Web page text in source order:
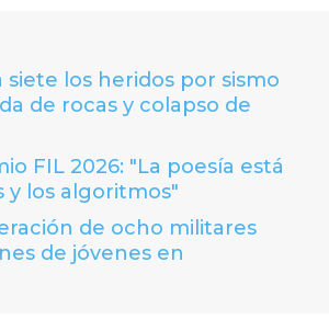
los heridos por sismo
de rocas y colapso de
FIL 2026: "La poesía está
y los algoritmos"
de ocho militares
de jóvenes en